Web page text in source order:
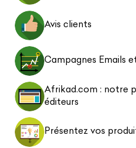
Avis clients
Campagnes Emails
Afrikad.com : notre
éditeurs
Présentez vos